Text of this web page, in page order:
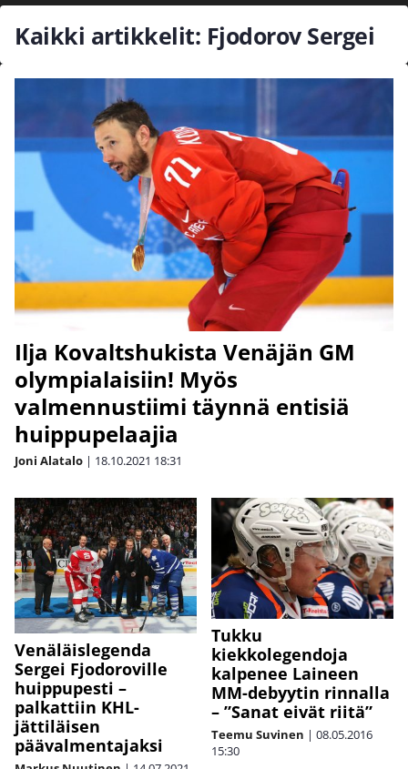
Kaikki artikkelit: Fjodorov Sergei
Ilja Kovaltshukista Venäjän GM
olympialaisiin! Myös
valmennustiimi täynnä entisiä
huippupelaajia
Joni Alatalo | 18.10.2021 18:31
Venäläislegenda
Sergei Fjodoroville
huippupesti –
palkattiin KHL-
jättiläisen
päävalmentajaksi
Tukku
kiekkolegendoja
kalpenee Laineen
MM-debyytin rinnalla
– ”Sanat eivät riitä”
Teemu Suvinen | 08.05.2016
15:30